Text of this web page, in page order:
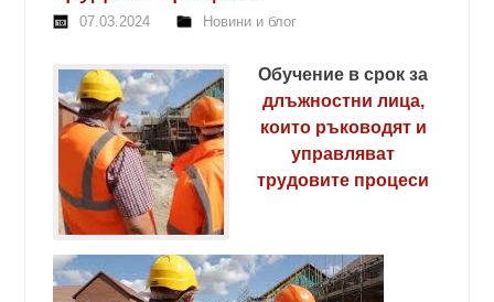
07.03.2024 Новини и блог
Обучение в срок за
длъжностни лица,
които ръководят и
управляват
трудовите процеси